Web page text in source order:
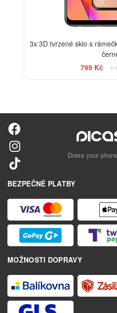
3x 3D tvrzené sklo s
799 Kč
1
Dress your
BEZPEČNÉ PLATBY
MOŽNOSTI DOPRAVY